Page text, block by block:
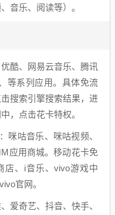
音乐、阅读等）。
酷、网易云音乐、腾讯
等系列应用。具体免流
搜索引擎搜索结果，进
，点击花卡特权。
咪咕音乐、咪咕视频、
应用商城。移动花卡免
店、i音乐、vivo游戏中
官网。
爱奇艺、抖音、快手、